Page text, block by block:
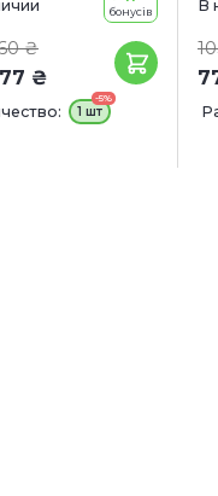
₴
₴
бонусів
-5%
1 шт
В